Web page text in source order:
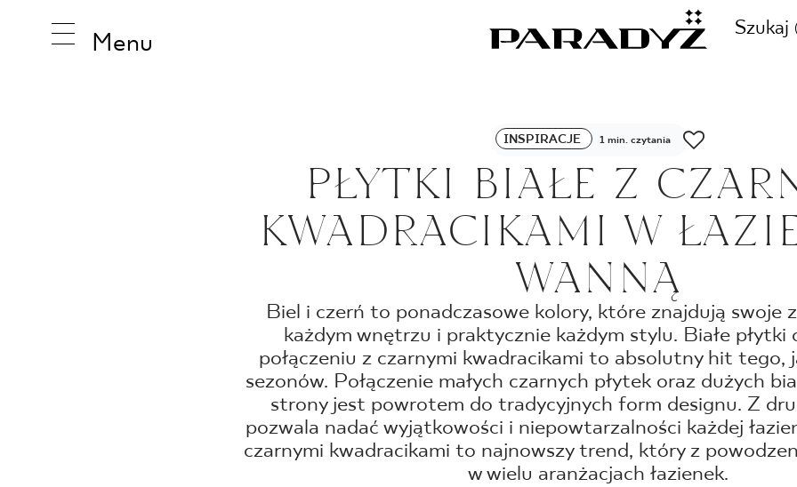
Menu
Szukaj
INSPIRACJE
PRODUKTY
KOLEKCJE
DLA BIZNESU
ZADZWOŃ DO NAS
+48
SKLEP INTERNETOWY
44
FOLLOW US
INSPIRACJE 1 min. czytania
PŁYTKI BIAŁE Z
KWADRACIKAMI W
WANNĄ
Biel i czerń to ponadczasowe kolory, które znajdują swoje
każdym wnętrzu i praktycznie każdym stylu. Białe płytki
połączeniu z czarnymi kwadracikami to absolutny hit tego,
sezonów. Połączenie małych czarnych płytek oraz dużych
strony jest powrotem do tradycyjnych form designu. Z
pozwala nadać wyjątkowości i niepowtarzalności każdej
czarnymi kwadracikami to najnowszy trend, który z
w wielu aranżacjach łazienek.